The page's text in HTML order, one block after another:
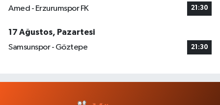
Amed - Erzurumspor FK 21:30
17 Ağustos, Pazartesi
Samsunspor - Göztepe
21:30